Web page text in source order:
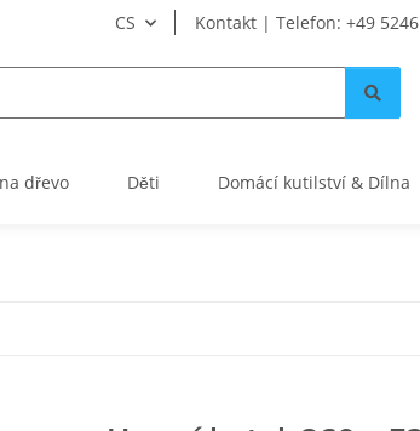
CS Kontakt | Telefon: +49
dřevo Děti Domácí kutilství & Dílna